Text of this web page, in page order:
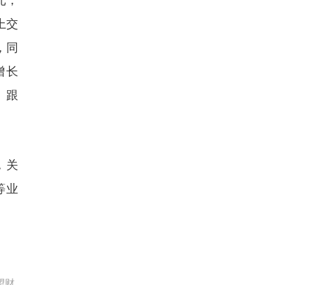
交
同
长
跟
关
业